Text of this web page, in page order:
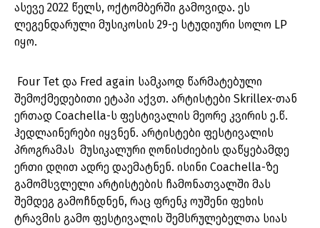
ასევე 2022 წელს, ოქტომბერში გამოვიდა. ეს
ლეგენდარული მუსიკოსის 29-ე სტუდიური სოლო LP
იყო.
Four Tet და Fred again სამკაოდ წარმატებული
შემოქმედებითი ეტაპი აქვთ. არტისტები Skrillex-თან
ერთად Coachella-ს ფესტივალის მეორე კვირის ე.წ.
ჰედლაინერები იყვნენ. არტისტები ფესტივალის
პროგრამას მუსიკალური ღონისძიების დაწყებამდე
ერთი დღით ადრე დაემატნენ. ისინი Coachella-ზე
გამომსვლელი არტისტების ჩამონათვალში მას
შემდეგ გამოჩნდნენ, რაც ფრენკ ოუშენი ფეხის
ტრავმის გამო ფესტივალის შემსრულებელთა სიას